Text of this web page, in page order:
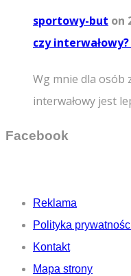
sportowy-but on
czy
Wg mnie dla osób
interwałowy jest
Facebook
Reklama
Polityka
Kontakt
Mapa strony